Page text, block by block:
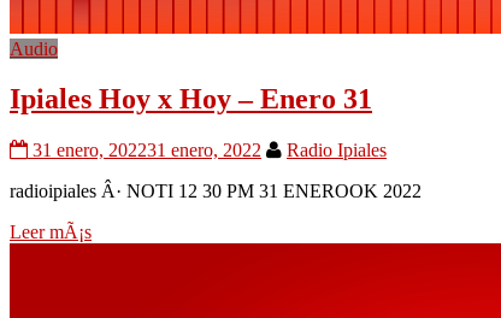
Audio
Ipiales Hoy x Hoy – Enero 31
31 enero, 202231 enero, 2022
Radio Ipiales
radioipiales Â· NOTI 12 30 PM 31 ENEROOK 2022
Leer mÃ¡s